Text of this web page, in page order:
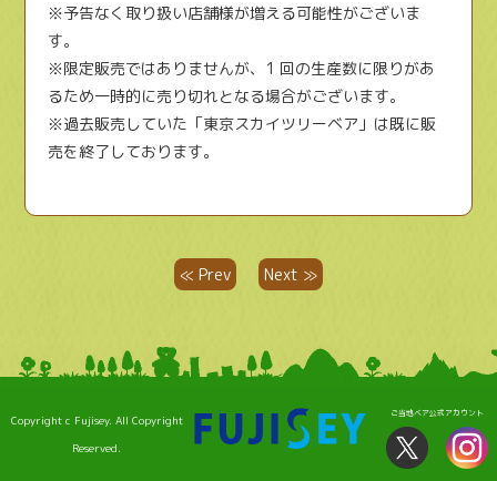
※予告なく取り扱い店舗様が増える可能性がございま
す。
※限定販売ではありませんが、1 回の生産数に限りがあ
るため一時的に売り切れとなる場合がございます。
※過去販売していた「東京スカイツリーベア」は既に販
売を終了しております。
≪ Prev Next ≫
ご当地ベア公式アカウント
Copyright c Fujisey. All Copyright
Reserved.